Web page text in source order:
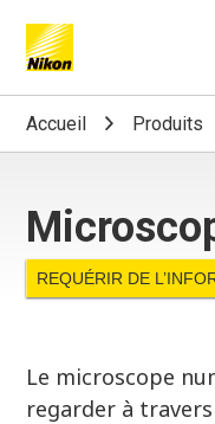
Search keyword(s)
Accueil Produits
REQUÉRIR DE
Le microscope
regarder à